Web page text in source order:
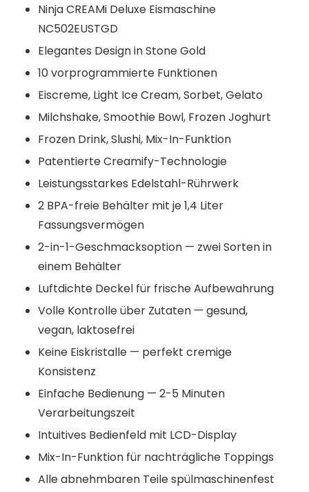
Ninja CREAMi Deluxe Eismaschine
NC502EUSTGD
Elegantes Design in Stone Gold
10 vorprogrammierte Funktionen
Eiscreme, Light Ice Cream, Sorbet, Gelato
Milchshake, Smoothie Bowl, Frozen Joghurt
Frozen Drink, Slushi, Mix-In-Funktion
Patentierte Creamify-Technologie
Leistungsstarkes Edelstahl-Rührwerk
2 BPA-freie Behälter mit je 1,4 Liter
Fassungsvermögen
2-in-1-Geschmacksoption — zwei Sorten in
einem Behälter
Luftdichte Deckel für frische Aufbewahrung
Volle Kontrolle über Zutaten — gesund,
vegan, laktosefrei
Keine Eiskristalle — perfekt cremige
Konsistenz
Einfache Bedienung — 2-5 Minuten
Verarbeitungszeit
Intuitives Bedienfeld mit LCD-Display
Mix-In-Funktion für nachträgliche Toppings
Alle abnehmbaren Teile spülmaschinenfest